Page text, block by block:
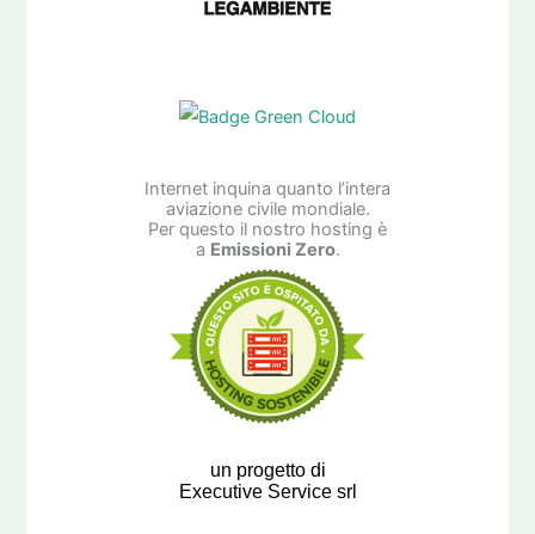
Internet inquina quanto l’intera
aviazione civile mondiale.
Per questo il nostro hosting è
a Emissioni Zero.
un progetto di
Executive Service srl